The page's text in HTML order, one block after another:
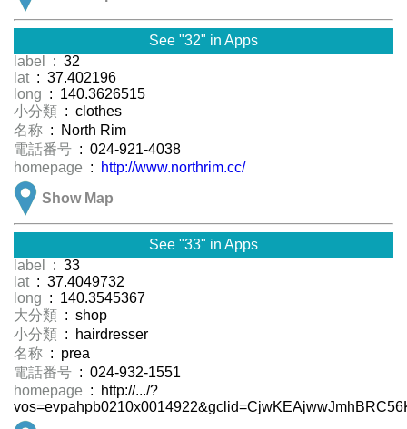
See "32" in Apps
label
: 32
lat : 37.402196
long : 140.3626515
小分類 : clothes
名称 : North Rim
電話番号 : 024-921-4038
homepage :
http://www.northrim.cc/
Show Map
See "33" in Apps
label
: 33
lat : 37.4049732
long : 140.3545367
大分類 : shop
小分類 : hairdresser
名称 : prea
電話番号 : 024-932-1551
homepage : http://.../?